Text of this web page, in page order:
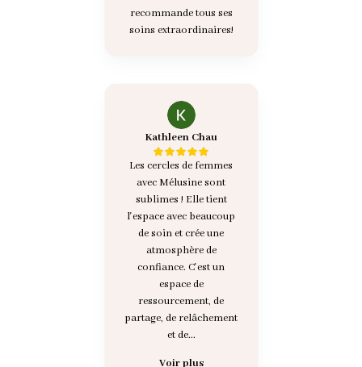
recommande tous ses
soins extraordinaires!
Kathleen Chau
Les cercles de femmes
avec Mélusine sont
sublimes ! Elle tient
l'espace avec beaucoup
de soin et crée une
atmosphère de
confiance. C'est un
espace de
ressourcement, de
partage, de relâchement
et de...
Voir plus